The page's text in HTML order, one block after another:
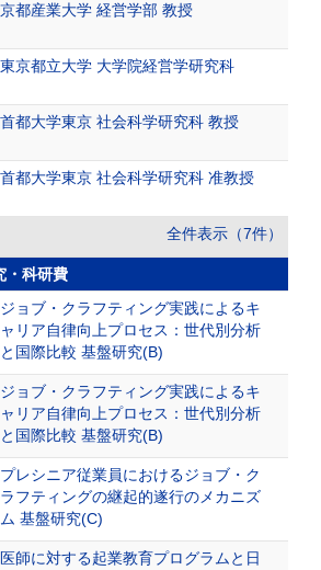
京都産業大学 経営学部 教授
東京都立大学 大学院経営学研究科
首都大学東京 社会科学研究科 教授
首都大学東京 社会科学研究科 准教授
全件表示（7件）
・科研費
ジョブ・クラフティング実践によるキ
ャリア自律向上プロセス：世代別分析
と国際比較 基盤研究(B)
ジョブ・クラフティング実践によるキ
ャリア自律向上プロセス：世代別分析
と国際比較 基盤研究(B)
プレシニア従業員におけるジョブ・ク
ラフティングの継起的遂行のメカニズ
ム 基盤研究(C)
医師に対する起業教育プログラムと日